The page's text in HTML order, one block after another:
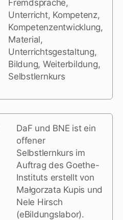
Fremdsprache,
Unterricht, Kompetenz,
Kompetenzentwicklung,
Material,
Unterrichtsgestaltung,
Bildung, Weiterbildung,
Selbstlernkurs
DaF und BNE ist ein
offener
Selbstlernkurs im
Auftrag des Goethe-
Instituts erstellt von
Małgorzata Kupis und
Nele Hirsch
(eBildungslabor).